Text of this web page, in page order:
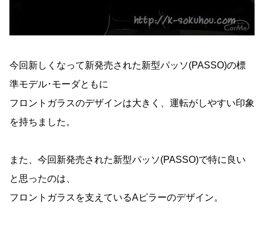
今回新しくなって新発売された新型パッソ(PASSO)の標
準モデル･モーダともに
フロントガラスのデザインは大きく、運転がしやすい印象
を持ちました。
また、今回新発売された新型パッソ(PASSO)で特に良い
と思ったのは、
フロントガラスを支えているAピラーのデザイン。